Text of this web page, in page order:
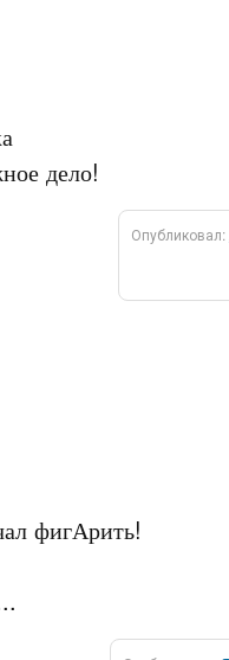
Опубликовал:
фигАрить!